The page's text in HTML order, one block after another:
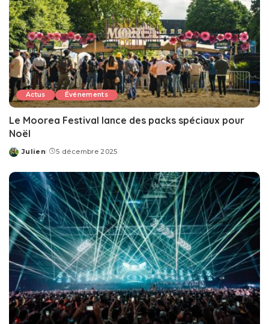
Actus Événements
Le Moorea Festival lance des packs spéciaux pour
Noël
Posted
Julien 5 décembre 2025